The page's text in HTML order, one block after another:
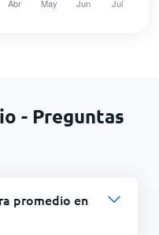
- Preguntas
promedio en